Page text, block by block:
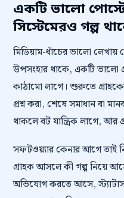
একটি ভালো
সিস্টেমেরও গল্প
মিডিয়াম-ধাঁচের ভালো লেখায়
উপসংহার থাকে, একটি ভালো
কাঠামো লাগে। শুরুতে
প্রশ্ন করা, শেষে সমাধান বা
থাকলে বট যান্ত্রিক লাগে, আর
সফটওয়্যার কেনার আগে তাই
গ্রাহক আসলে কী গল্প নিয়ে
অভিযোগ করতে আসে,